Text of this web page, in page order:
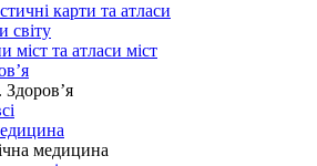
карти та атласи
світу
міст та атласи міст
медицина